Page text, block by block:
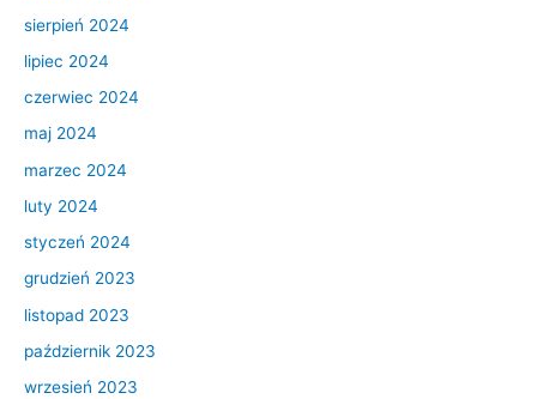
sierpień 2024
lipiec 2024
czerwiec 2024
maj 2024
marzec 2024
luty 2024
styczeń 2024
grudzień 2023
listopad 2023
październik 2023
wrzesień 2023